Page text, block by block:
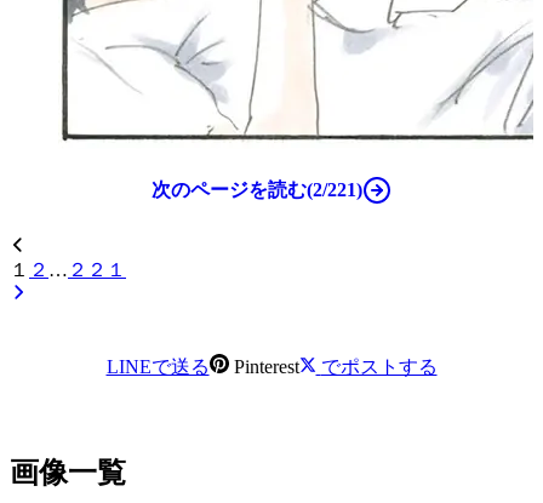
次のページを読む(2/221)
１ ２ … ２２１
LINEで送る Pinterest でポストする
画像一覧